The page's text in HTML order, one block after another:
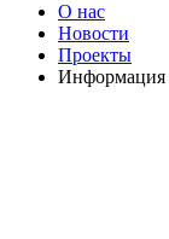
О нас
Новости
Проекты
Информация